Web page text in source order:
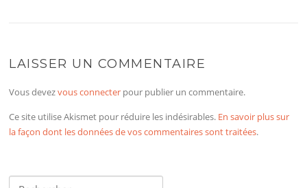
LAISSER UN COMMENTAIRE
Vous devezvous connecter pour publier un commentaire.
Ce site utilise Akismet pour réduire les indésirables. En savoir plus sur
la façon dont les données de vos commentaires sont traitées.
Rechercher :